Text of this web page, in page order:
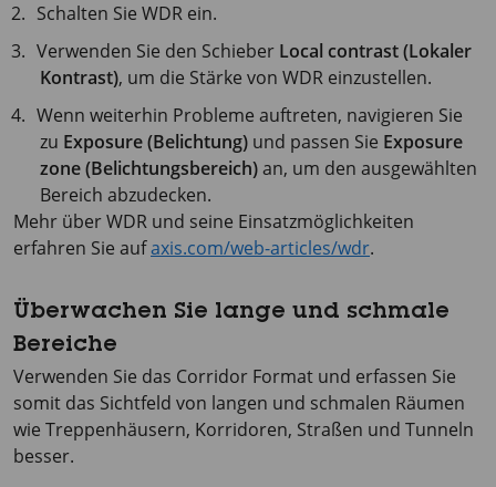
Schalten Sie WDR ein.
Verwenden Sie den Schieber Local contrast (Lokaler
Kontrast), um die Stärke von WDR einzustellen.
Wenn weiterhin Probleme auftreten, navigieren Sie
zu Exposure (Belichtung) und passen Sie Exposure
zone (Belichtungsbereich)an, um den ausgewählten
Bereich abzudecken.
Mehr über WDR und seine Einsatzmöglichkeiten
erfahren Sie aufaxis.com/web-articles/wdr.
Überwachen Sie lange und schmale
Bereiche
Verwenden Sie das Corridor Format und erfassen Sie
somit das Sichtfeld von langen und schmalen Räumen
wie Treppenhäusern, Korridoren, Straßen und Tunneln
besser.